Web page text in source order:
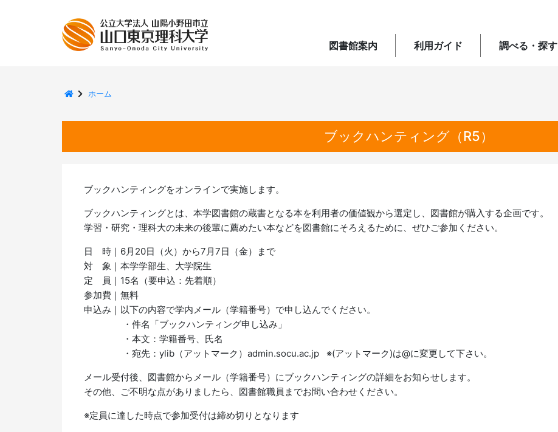
図書館案内 利用ガイド 調べる・探す
ホーム
ブックハンティング（R5）
ブックハンティングをオンラインで実施します。
ブックハンティングとは、本学図書館の蔵書となる本を利用者の価値観から選定し、図書館が購入する企画です。
学習・研究・理科大の未来の後輩に薦めたい本などを図書館にそろえるために、ぜひご参加ください。
日 時｜6月20日（火）から7月7日（金）まで
対 象｜本学学部生、大学院生
定 員｜15名（要申込：先着順）
参加費｜無料
申込み｜以下の内容で学内メール（学籍番号）で申し込んでください。
・件名「ブックハンティング申し込み」
・本文：学籍番号、氏名
・宛先：ylib（アットマーク）admin.socu.ac.jp ※(アットマーク)は@に変更して下さい。
メール受付後、図書館からメール（学籍番号）にブックハンティングの詳細をお知らせします。
その他、ご不明な点がありましたら、図書館職員までお問い合わせください。
※定員に達した時点で参加受付は締め切りとなります